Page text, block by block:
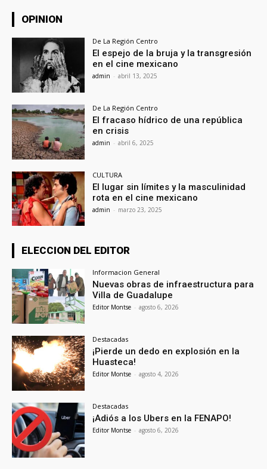
OPINION
De La Región Centro
El espejo de la bruja y la transgresión
en el cine mexicano
admin - abril 13, 2025
De La Región Centro
El fracaso hídrico de una república
en crisis
admin - abril 6, 2025
CULTURA
El lugar sin límites y la masculinidad
rota en el cine mexicano
admin - marzo 23, 2025
ELECCION DEL EDITOR
Informacion General
Nuevas obras de infraestructura para
Villa de Guadalupe
Editor Montse - agosto 6, 2026
Destacadas
¡Pierde un dedo en explosión en la
Huasteca!
Editor Montse - agosto 4, 2026
Destacadas
¡Adiós a los Ubers en la FENAPO!
Editor Montse - agosto 6, 2026